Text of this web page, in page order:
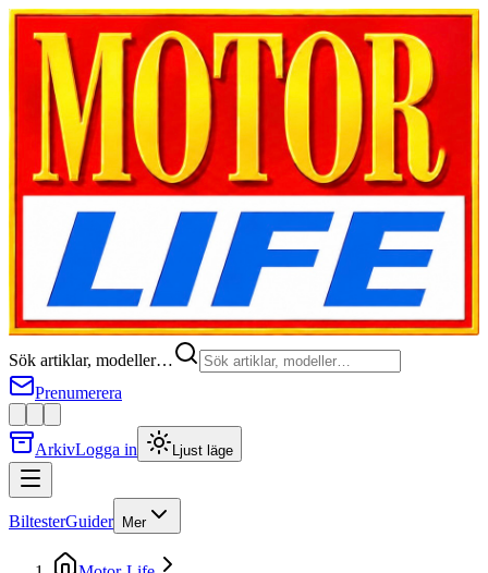
Sök artiklar, modeller…
Prenumerera
ArkivLogga in Ljust läge
BiltesterGuider Mer